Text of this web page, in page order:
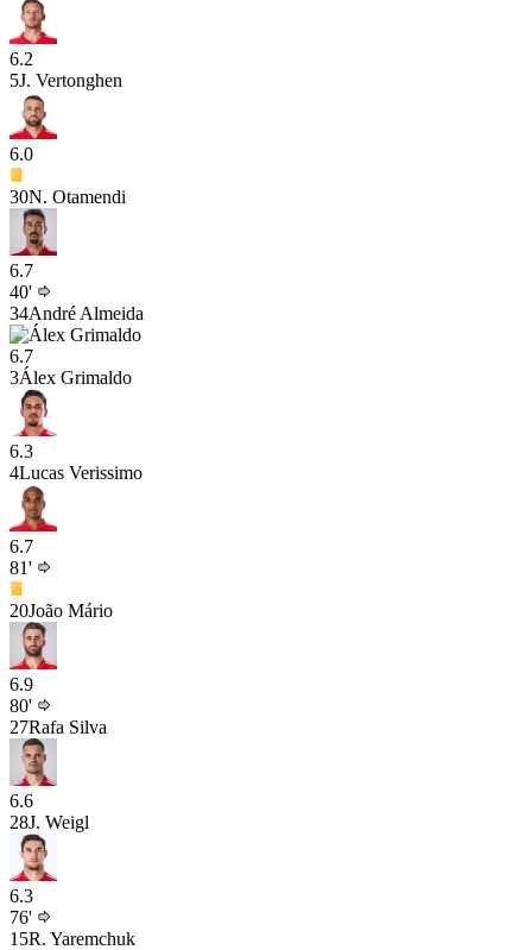
6.2
5J. Vertonghen
6.0
30N. Otamendi
6.7
40'
34André Almeida
6.7
3Álex Grimaldo
6.3
4Lucas Verissimo
6.7
81'
20João Mário
6.9
80'
27Rafa Silva
6.6
28J. Weigl
6.3
76'
15R. Yaremchuk